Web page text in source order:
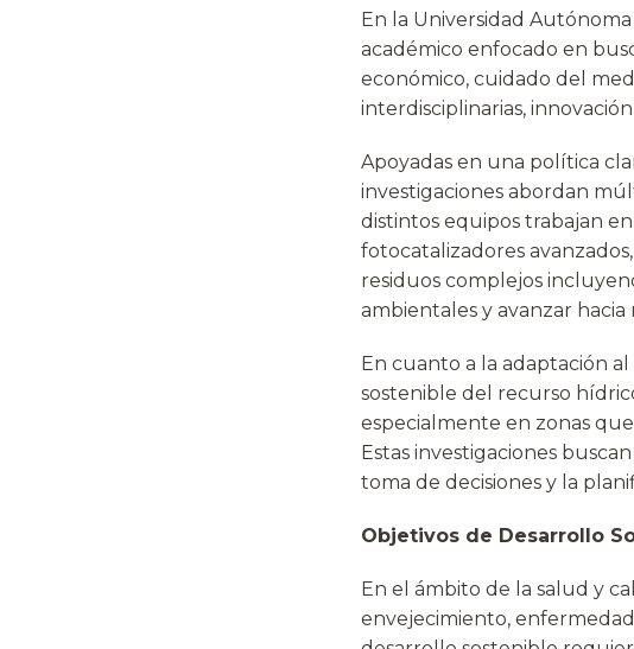
En la Universidad
académico enfocado en
económico, cuidado del
interdisciplinarias,
Apoyadas en una política
investigaciones abordan
distintos equipos trabajan
fotocatalizadores
residuos complejos
ambientales y avanzar
En cuanto a la adaptación
sostenible del recurso
especialmente en zonas
Estas investigaciones
toma de decisiones y la
Objetivos de Desarrollo
En el ámbito de la salud y
envejecimiento,